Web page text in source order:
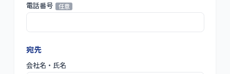
電話番号 任意
宛先
会社名・氏名